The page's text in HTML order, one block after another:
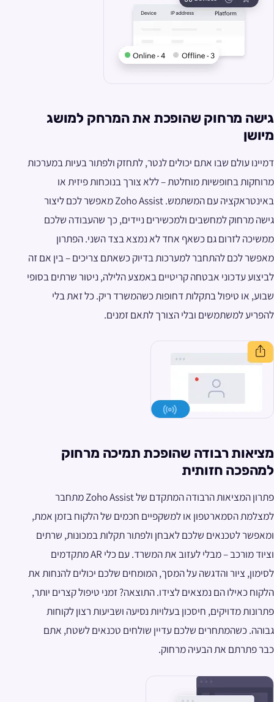
גישה מרחוק שהופכת את המרחק למושג
מיושן
דמיינו עולם שבו אתם יכולים לנטר, לתחזק ולפתור בעיות במערכות
מרוחקות בחופשיות מוחלטת – ללא צורך בנוכחות פיזית או
באינטראקציה עם המשתמש. Zoho Assist מאפשר לכם ליצור
גישה מרחוק למחשבים ולמכשירים ניידים, כך שהעבודה שלכם
ממשיכה לזרום גם כשאף אחד לא נמצא בצד השני. הפתרון
מאפשר לכם להתחבר למערכות בדיוק כשאתם צריכים – בין אם זה
לביצוע עדכוני אבטחה קריטיים באמצע הלילה, ניטור שרתים בסופי
שבוע, או טיפול בתקלות דחופות כשהמשרד ריק. כל זאת בלי
להפריע למשתמשים ובלי הצורך לתאם זמנים.
מציאות רבודה שהופכת תמיכה מרחוק
למהפכה חזותית
פתרון המציאות הרבודה המתקדם של Zoho Assist מתחבר
למצלמת הסמארטפון או למשקפיים חכמים של הלקוח בזמן אמת,
ומאפשר לטכנאים שלכם לאבחן ולפתור תקלות במכונות, שרתים
וציוד מורכב – מבלי לעזוב את המשרד. עם כלי AR מתקדמים
לסימון, ציור והדגשה על המסך, המומחים שלכם יכולים להנחות את
הלקוח כאילו הם נמצאים לצידו. התוצאה? זמני טיפול קצרים יותר,
פתרונות מדויקים, חיסכון בעלויות נסיעה ושביעות רצון לקוחות
גבוהה. כשהמתחרים שלכם עדיין שולחים טכנאים לשטח, אתם
כבר פתרתם את הבעיה מרחוק.